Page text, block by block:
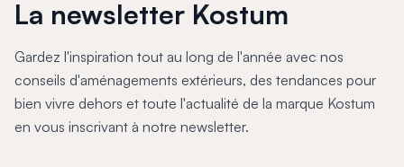
Accès Pro
La newsletter Kostum
Gardez l'inspiration tout au long de l'année avec nos
conseils d'aménagements extérieurs, des tendances pour
bien vivre dehors et toute l'actualité de la marque Kostum
en vous inscrivant à notre newsletter.